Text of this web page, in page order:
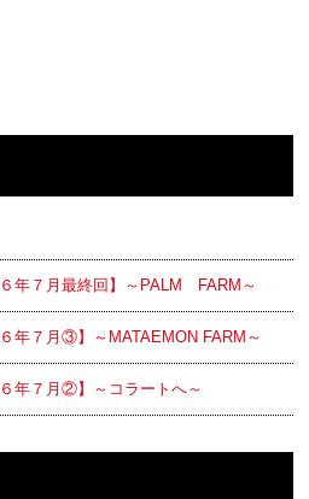
６年７月最終回】～PALM FARM～
年７月③】～MATAEMON FARM～
年７月②】～コラートへ～